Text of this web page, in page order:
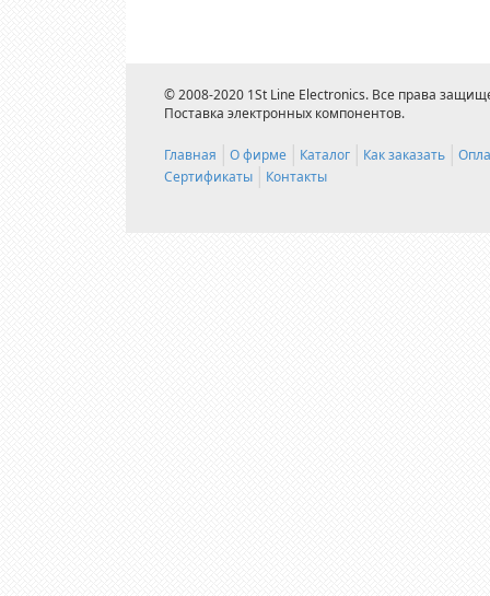
© 2008-2020 1St Line Electronics. Все права
Поставка электронных компонентов.
Главная О фирме Каталог Как заказать
Сертификаты
Контакты